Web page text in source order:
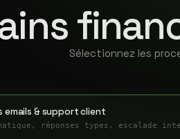
Sélectionnez les
emails & support client
réponses types, escalade